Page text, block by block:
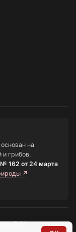
на
грибов,
162 от 24 марта
↗